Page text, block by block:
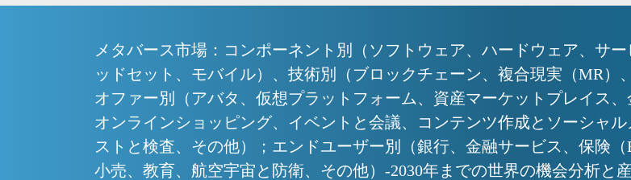
メタバース市場：コンポーネント別（ソフトウェア、ハードウェア、サ
ッドセット、モバイル）、技術別（ブロックチェーン、複合現実（MR）
オファー別（アバタ、仮想プラットフォーム、資産マーケットプレイス
オンラインショッピング、イベントと会議、コンテンツ作成とソーシャ
ストと検査、その他）；エンドユーザー別（銀行、金融サービス、保険
小売、教育、航空宇宙と防衛、その他）-2030年までの世界の機会分析と